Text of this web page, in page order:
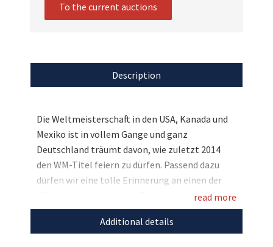
To the current auctions
Description
Die Weltmeisterschaft in den USA, Kanada und
Mexiko ist in vollem Gange und ganz
Deutschland träumt davon, wie zuletzt 2014
den WM-Titel feiern zu dürfen. Passend dazu
dürfen wir eine tolle Erinnerung an einen der
WM-Helden versteigern: Einen personalisierten
Weltpokal von Bastian Schweinsteiger, den er
dazu noch mit seiner Unterschrift veredelt hat.
read more
Additional details